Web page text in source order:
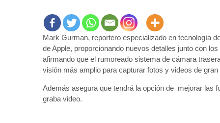
llegarían
con
«Modo
Noche»,
gran
angular,
A13,
Mark Gurman, reportero especializado en tecnología
de Apple, proporcionando nuevos detalles junto con
afirmando que el rumoreado sistema de cámara
visión más amplio para capturar fotos y videos de gran
Además asegura que tendrá la opción de mejorar las
graba video.